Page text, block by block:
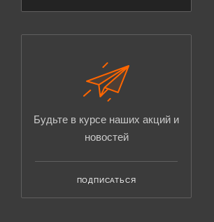
Будьте в курсе наших акций и
новостей
ПОДПИСАТЬСЯ